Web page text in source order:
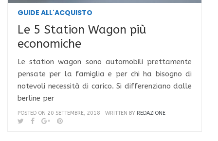
GUIDE ALL'ACQUISTO
Le 5 Station Wagon più
economiche
Le station wagon sono automobili prettamente
pensate per la famiglia e per chi ha bisogno di
notevoli necessità di carico. Si differenziano dalle
berline per
POSTED ON 20 SETTEMBRE, 2018 WRITTEN BY REDAZIONE